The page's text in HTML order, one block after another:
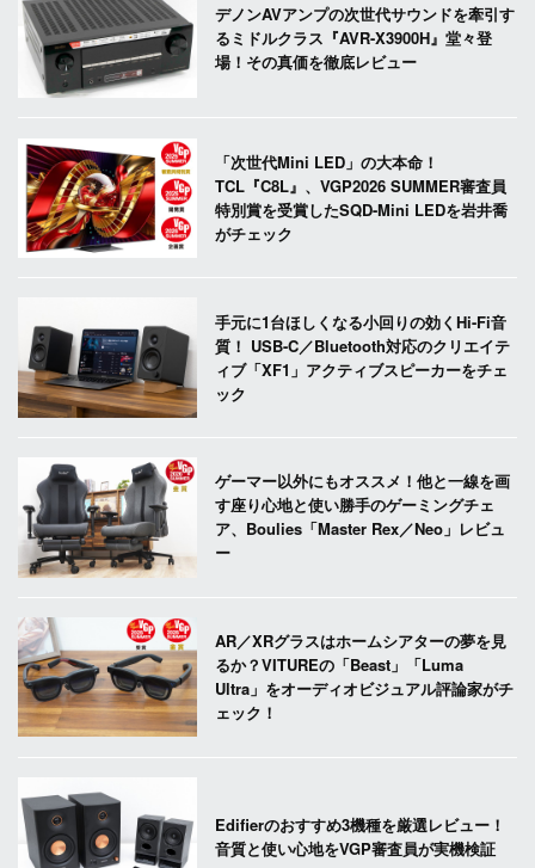
デノンAVアンプの次世代サウンドを牽引す
るミドルクラス『AVR-X3900H』堂々登
場！その真価を徹底レビュー
「次世代Mini LED」の大本命！
TCL『C8L』、VGP2026 SUMMER審査員
特別賞を受賞したSQD-Mini LEDを岩井喬
がチェック
手元に1台ほしくなる小回りの効くHi-Fi音
質！ USB-C／Bluetooth対応のクリエイテ
ィブ「XF1」アクティブスピーカーをチェ
ック
ゲーマー以外にもオススメ！他と一線を画
す座り心地と使い勝手のゲーミングチェ
ア、Boulies「Master Rex／Neo」レビュ
ー
AR／XRグラスはホームシアターの夢を見
るか？VITUREの「Beast」「Luma
Ultra」をオーディオビジュアル評論家がチ
ェック！
Edifierのおすすめ3機種を厳選レビュー！
音質と使い心地をVGP審査員が実機検証